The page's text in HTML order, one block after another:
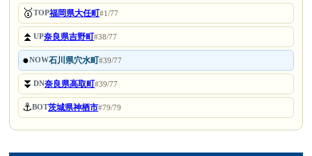
🥇TOP福岡県大任町#1/77
⏫UP奈良県吉野町#38/77
●NOW石川県穴水町#39/77
⏬DN奈良県高取町#39/77
⚓BOT茨城県神栖市#79/79